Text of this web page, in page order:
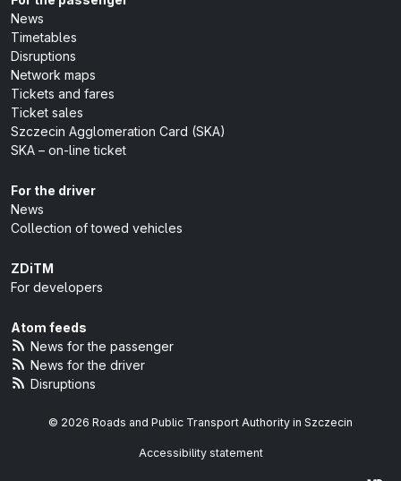
News
Timetables
Disruptions
Network maps
Tickets and fares
Ticket sales
Szczecin Agglomeration Card (SKA)
SKA – on-line ticket
For the driver
News
Collection of towed vehicles
ZDiTM
For developers
Atom feeds
News for the passenger
News for the driver
Disruptions
© 2026 Roads and Public Transport Authority in Szczecin
Accessibility statement